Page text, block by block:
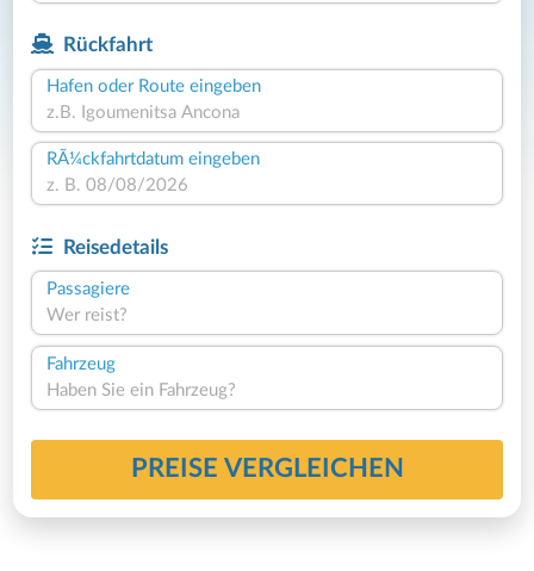
Rückfahrt
Hafen oder Route eingeben
RÃ¼ckfahrtdatum eingeben
Reisedetails
Passagiere
Wer reist?
Fahrzeug
Haben Sie ein Fahrzeug?
PREISE VERGLEICHEN